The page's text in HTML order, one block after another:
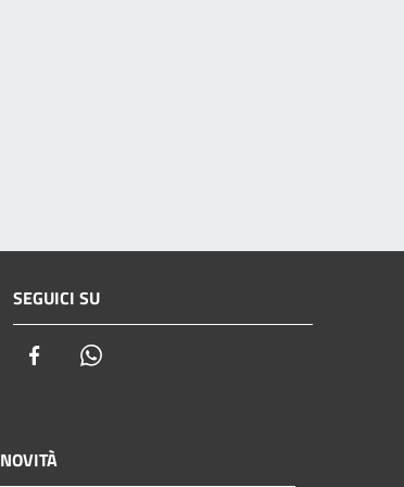
SEGUICI SU
Facebook
NOVITÀ